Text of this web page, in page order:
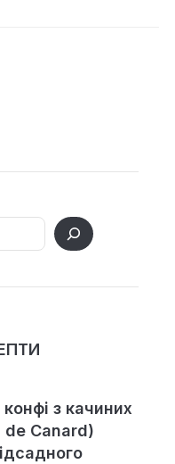
з качиних
de Canard)